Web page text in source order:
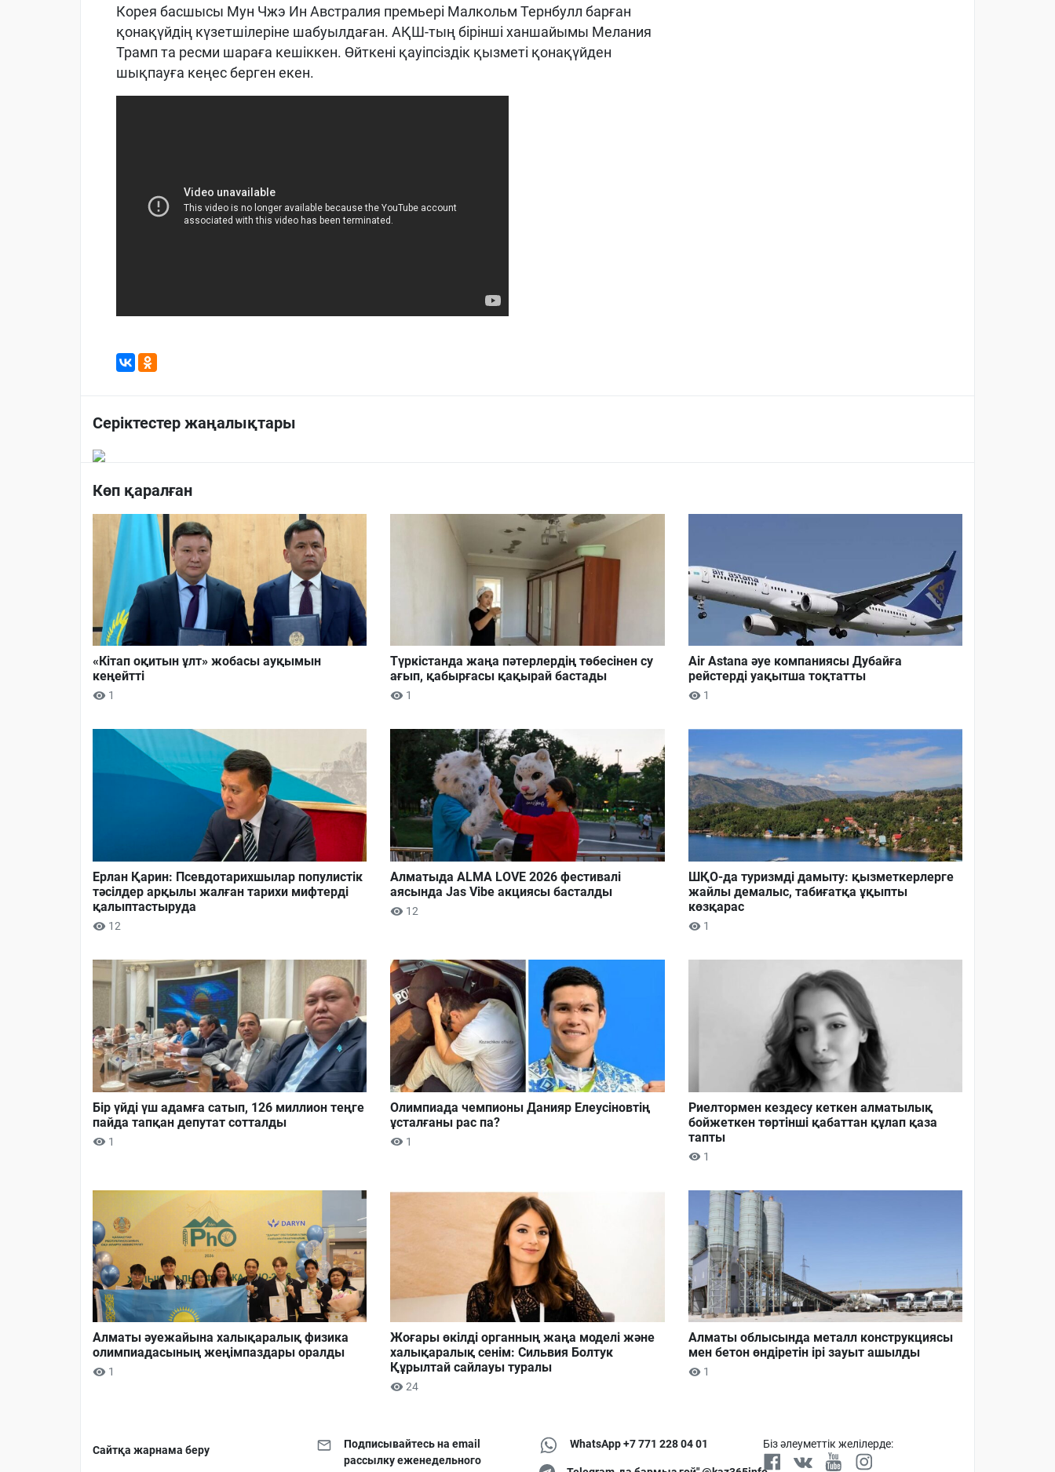
Корея басшысы Мун Чжэ Ин Австралия премьері Малкольм Тернбулл барған
қонақүйдің күзетшілеріне шабуылдаған. АҚШ-тың бірінші ханшайымы Мелания
Трамп та ресми шараға кешіккен. Өйткені қауіпсіздік қызметі қонақүйден
шықпауға кеңес берген екен.
Серіктестер жаңалықтары
Көп қаралған
«Кітап оқитын ұлт» жобасы ауқымын
кеңейтті
1
Түркістанда жаңа пәтерлердің төбесінен су
ағып, қабырғасы қақырай бастады
1
Air Astana әуе компаниясы Дубайға
рейстерді уақытша тоқтатты
1
Ерлан Қарин: Псевдотарихшылар популистік
тәсілдер арқылы жалған тарихи мифтерді
қалыптастыруда
12
Алматыда ALMA LOVE 2026 фестивалі
аясында Jas Vibe акциясы басталды
12
ШҚО-да туризмді дамыту: қызметкерлерге
жайлы демалыс, табиғатқа ұқыпты
көзқарас
1
Бір үйді үш адамға сатып, 126 миллион теңге
пайда тапқан депутат сотталды
1
Олимпиада чемпионы Данияр Елеусіновтің
ұсталғаны рас па?
1
Риелтормен кездесу кеткен алматылық
бойжеткен төртінші қабаттан құлап қаза
тапты
1
Алматы әуежайына халықаралық физика
олимпиадасының жеңімпаздары оралды
1
Жоғары өкілді органның жаңа моделі және
халықаралық сенім: Сильвия Болтук
Құрылтай сайлауы туралы
24
Алматы облысында металл конструкциясы
мен бетон өндіретін ірі зауыт ашылды
1
Сайтқа жарнама беру
Подписывайтесь на email
рассылку еженедельного
WhatsApp +7 771 228 04 01 Біз әлеуметтік желілерде: